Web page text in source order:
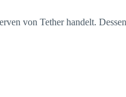
von Tether handelt.